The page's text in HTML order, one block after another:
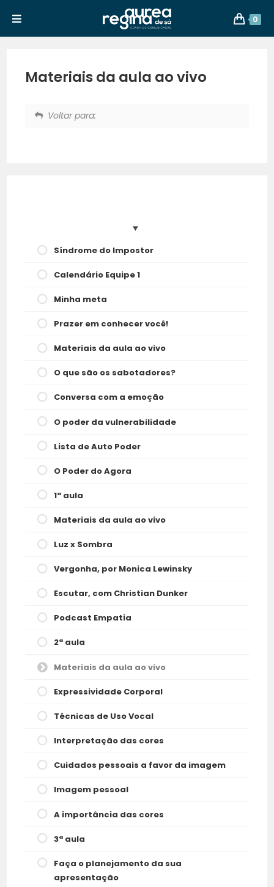
0
Materiais da aula ao vivo
Voltar para:
Síndrome do Impostor
Calendário Equipe 1
Minha meta
Prazer em conhecer você!
Materiais da aula ao vivo
O que são os sabotadores?
Conversa com a emoção
O poder da vulnerabilidade
Lista de Auto Poder
O Poder do Agora
1ª aula
Materiais da aula ao vivo
Luz x Sombra
Vergonha, por Monica Lewinsky
Escutar, com Christian Dunker
Podcast Empatia
2ª aula
Materiais da aula ao vivo
Expressividade Corporal
Técnicas de Uso Vocal
Interpretação das cores
Cuidados pessoais a favor da imagem
Imagem pessoal
A importância das cores
3ª aula
Faça o planejamento da sua
apresentação